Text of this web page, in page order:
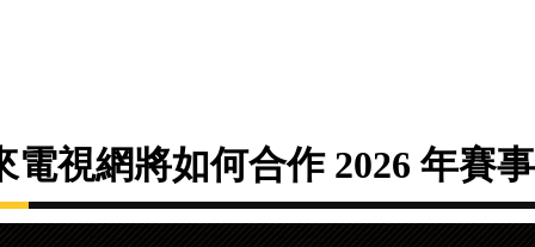
電視網將如何合作 2026 年賽